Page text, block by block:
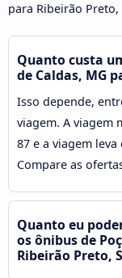
para Ribeirão Preto,
Quanto custa
de Caldas, MG
Isso depende,
viagem. A viagem
87 e a viagem leva
Compare as
Quanto eu
os ônibus de
Ribeirão Preto,